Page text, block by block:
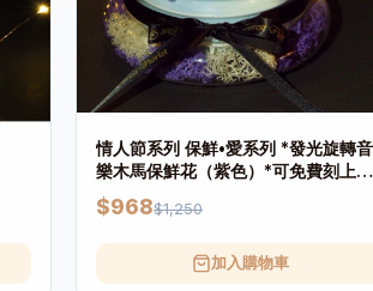
情人節系列 保鮮•愛系列 *發光旋轉音
樂木馬保鮮花（紫色）*可免費刻上名
或祝福字句
$968$1,250
加入購物車